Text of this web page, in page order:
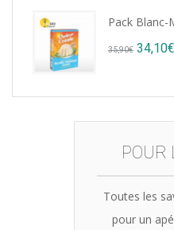
Pack Blanc-
35,90€ Original
was:
34,10€
POUR
Toutes les
pour un